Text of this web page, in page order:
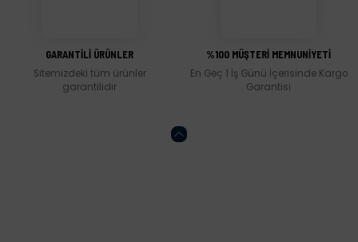
GARANTİLİ ÜRÜNLER
Sitemizdeki tüm ürünler
garantilidir
%100 MÜŞTERİ MEMNUNİYETİ
En Geç 1 İş Günü İçerisinde Kargo
Garantisi